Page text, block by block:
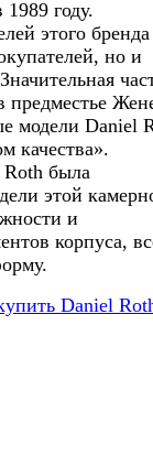
году.
этого бренда
но и
предместье
модели Daniel
качества».
Roth была
этой
и
корпуса,
Daniel